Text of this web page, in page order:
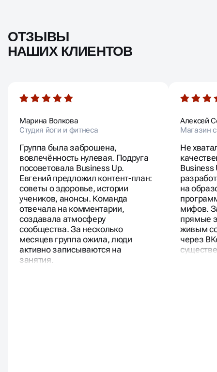
ОТЗЫВЫ
НАШИХ КЛИЕНТОВ
Марина Волкова
Студия йоги и фитнеса
Группа была заброшена,
вовлечённость нулевая. Подруга
посоветовала Business Up.
Евгений предложил контент-план:
советы о здоровье, истории
учеников, анонсы. Команда
отвечала на комментарии,
создавала атмосферу
сообщества. За несколько
месяцев группа ожила, люди
активно записываются на
занятия.
Алексей
Магазин
Не
Business
на
мифов.
прямые
живым
через